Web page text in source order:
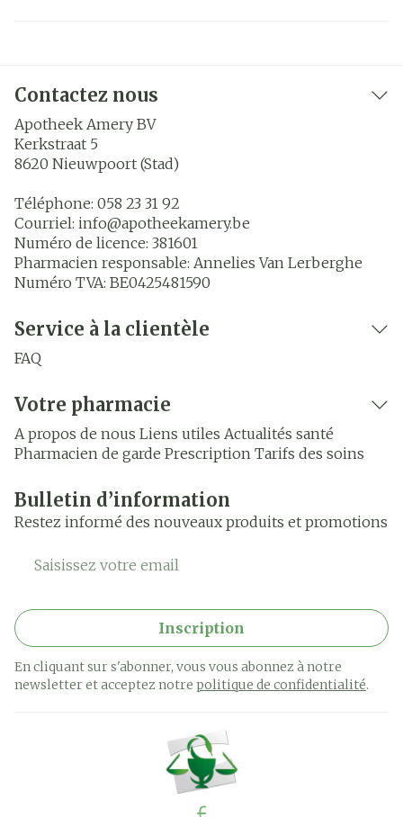
Contactez nous
Apotheek Amery BV
Kerkstraat 5
8620 Nieuwpoort (Stad)
Téléphone: 058 23 31 92
Courriel: info@apotheekamery.be
Numéro de licence: 381601
Pharmacien responsable: Annelies Van Lerberghe
Numéro TVA: BE0425481590
Service à la clientèle
FAQ
Votre pharmacie
A propos de nous Liens utiles Actualités santé
Pharmacien de garde Prescription Tarifs des soins
Bulletin d’information
Restez informé des nouveaux produits et promotions
Adresse mail
Inscription
En cliquant sur s'abonner, vous vous abonnez à notre
newsletter et acceptez notre politique de confidentialité.